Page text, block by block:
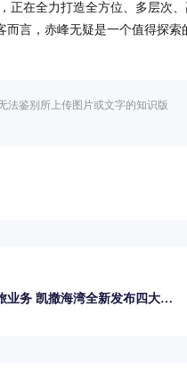
正在全力打造全方位、多层次
而言，赤峰无疑是一个值得探索
法鉴别所上传图片或文字的知识版
布四大主